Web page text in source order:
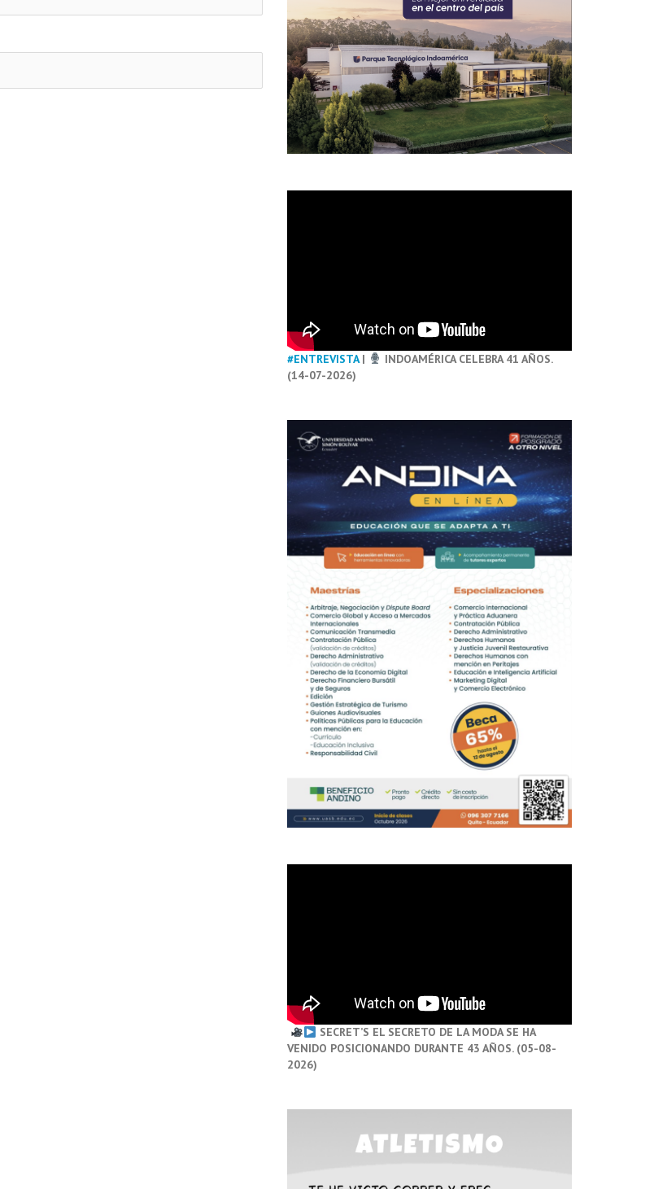
#ENTREVISTA|
INDOAMÉRICA CELEBRA 41 AÑOS.
(14-07-2026)
SECRET’S EL SECRETO DE LA MODA SE HA
VENIDO POSICIONANDO DURANTE 43 AÑOS. (05-08-
2026)